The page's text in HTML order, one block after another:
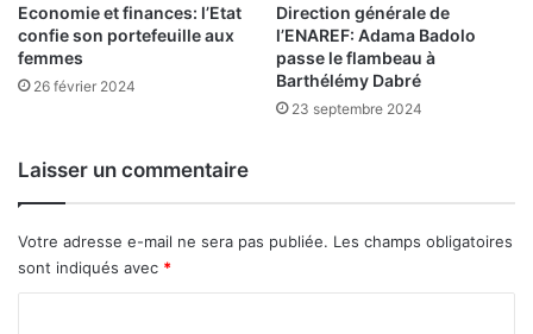
e
f
a
m
i
l
e
»
,
Economie et finances: l’Etat
confie son portefeuille aux
femmes
26 février 2024
Direction générale de
l’ENAREF: Adama Badolo
passe le flambeau à
Barthélémy Dabré
23 septembre 2024
Laisser un commentaire
Votre adresse e-mail ne sera pas publiée. Les champs obligatoires
sont indiqués avec *